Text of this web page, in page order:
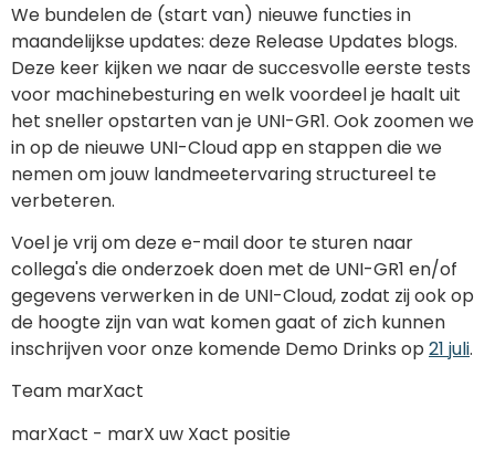
We bundelen de (start van) nieuwe functies in
maandelijkse updates: deze Release Updates blogs.
Deze keer kijken we naar de succesvolle eerste tests
voor machinebesturing en welk voordeel je haalt uit
het sneller opstarten van je UNI-GR1. Ook zoomen we
in op de nieuwe UNI-Cloud app en stappen die we
nemen om jouw landmeetervaring structureel te
verbeteren.
Voel je vrij om deze e-mail door te sturen naar
collega's die onderzoek doen met de UNI-GR1 en/of
gegevens verwerken in de UNI-Cloud, zodat zij ook op
de hoogte zijn van wat komen gaat of zich kunnen
inschrijven voor onze komende Demo Drinks op 21 juli.
Team marXact
marXact - marX uw Xact positie